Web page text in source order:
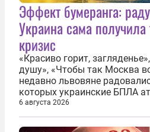
Эффект бумеранга:
Украина сама
кризис
«Красиво горит,
душу», «Чтобы так Москва
недавно львовяне
которых украинские БПЛА
нефтеперерабатывающие
скором времени оказалось,
играть вдвоем» —
6 августа 2026